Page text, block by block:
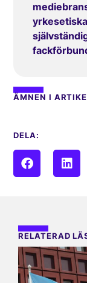
ÄMNEN I
DELA:
RELATERAD